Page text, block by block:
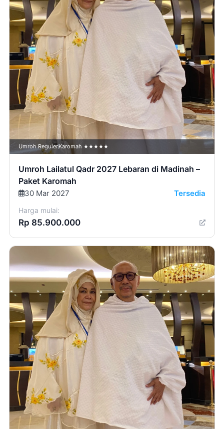
Umroh RegulerKaromah ★★★★★
Umroh Lailatul Qadr 2027 Lebaran di Madinah –
Paket Karomah
30 Mar 2027 Tersedia
Harga mulai:
Rp 85.900.000